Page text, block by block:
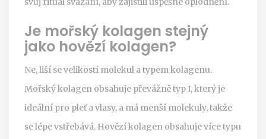
Je mořský kolagen stejný
jako hovězí kolagen?
Ne, liší se velikostí molekul a typem kolagenu.
Mořský kolagen obsahuje převážně typ I, který je
ideální pro pleť a vlasy, a má menší molekuly, takže
se lépe vstřebává. Hovězí kolagen obsahuje více typu